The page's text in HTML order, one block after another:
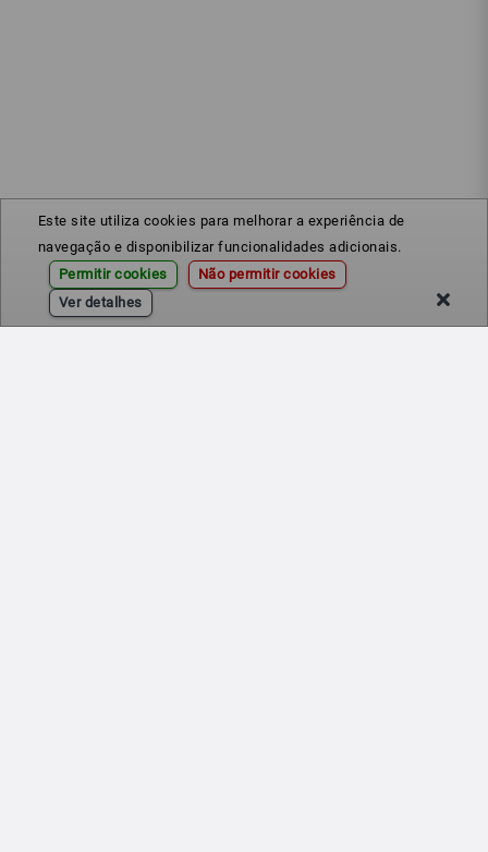
Este site utiliza cookies para melhorar a experiência de
navegação e disponibilizar funcionalidades adicionais.
Permitir cookies
Não permitir cookies
Ver detalhes